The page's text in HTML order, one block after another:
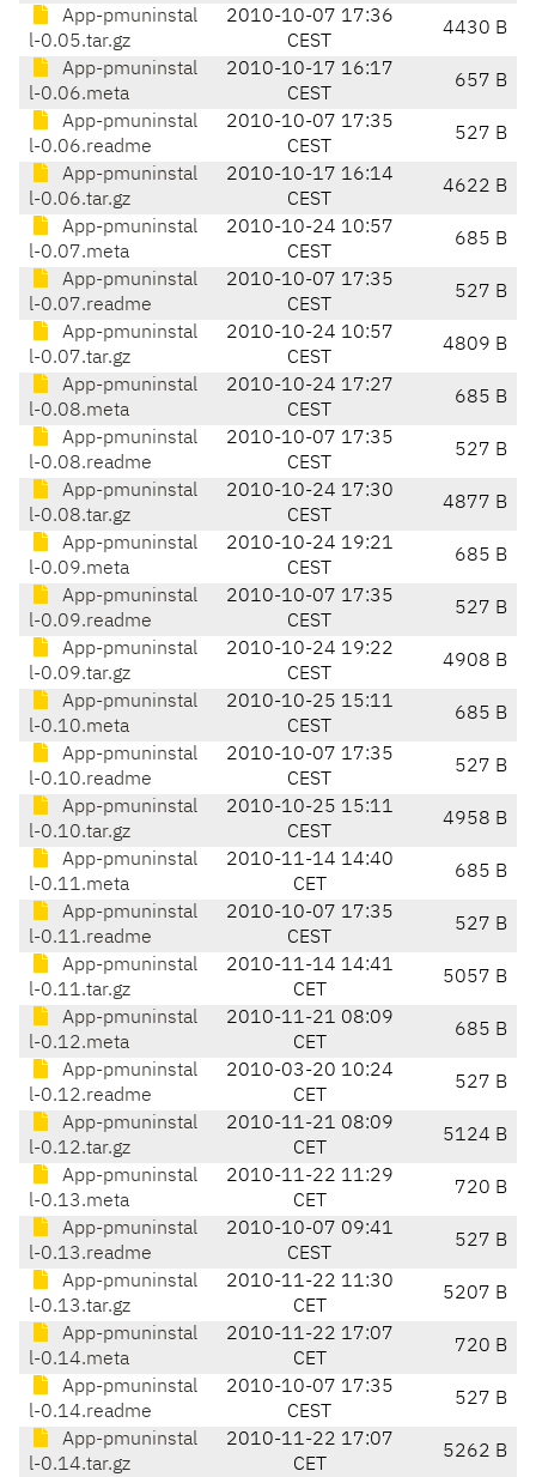
App-pmuninstal
l-0.05.tar.gz
2010-10-07 17:36
CEST
4430 B
App-pmuninstal
l-0.06.meta
2010-10-17 16:17
CEST
657 B
App-pmuninstal
l-0.06.readme
2010-10-07 17:35
CEST
527 B
App-pmuninstal
l-0.06.tar.gz
2010-10-17 16:14
CEST
4622 B
App-pmuninstal
l-0.07.meta
2010-10-24 10:57
CEST
685 B
App-pmuninstal
l-0.07.readme
2010-10-07 17:35
CEST
527 B
App-pmuninstal
l-0.07.tar.gz
2010-10-24 10:57
CEST
4809 B
App-pmuninstal
l-0.08.meta
2010-10-24 17:27
CEST
685 B
App-pmuninstal
l-0.08.readme
2010-10-07 17:35
CEST
527 B
App-pmuninstal
l-0.08.tar.gz
2010-10-24 17:30
CEST
4877 B
App-pmuninstal
l-0.09.meta
2010-10-24 19:21
CEST
685 B
App-pmuninstal
l-0.09.readme
2010-10-07 17:35
CEST
527 B
App-pmuninstal
l-0.09.tar.gz
2010-10-24 19:22
CEST
4908 B
App-pmuninstal
l-0.10.meta
2010-10-25 15:11
CEST
685 B
App-pmuninstal
l-0.10.readme
2010-10-07 17:35
CEST
527 B
App-pmuninstal
l-0.10.tar.gz
2010-10-25 15:11
CEST
4958 B
App-pmuninstal
l-0.11.meta
2010-11-14 14:40
CET
685 B
App-pmuninstal
l-0.11.readme
2010-10-07 17:35
CEST
527 B
App-pmuninstal
l-0.11.tar.gz
2010-11-14 14:41
CET
5057 B
App-pmuninstal
l-0.12.meta
2010-11-21 08:09
CET
685 B
App-pmuninstal
l-0.12.readme
2010-03-20 10:24
CET
527 B
App-pmuninstal
l-0.12.tar.gz
2010-11-21 08:09
CET
5124 B
App-pmuninstal
l-0.13.meta
2010-11-22 11:29
CET
720 B
App-pmuninstal
l-0.13.readme
2010-10-07 09:41
CEST
527 B
App-pmuninstal
l-0.13.tar.gz
2010-11-22 11:30
CET
5207 B
App-pmuninstal
l-0.14.meta
2010-11-22 17:07
CET
720 B
App-pmuninstal
l-0.14.readme
2010-10-07 17:35
CEST
527 B
App-pmuninstal
l-0.14.tar.gz
2010-11-22 17:07
CET
5262 B